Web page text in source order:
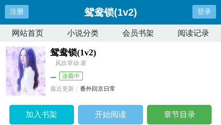
注册 鸳鸯锁(1v2) 登录
网站首页 小说分类 会员书架 阅读记录
鸳鸯锁(1v2)
风吹草动 著
连载中
最近更新：番外回京日常
加入书架 开始阅读 章节目录